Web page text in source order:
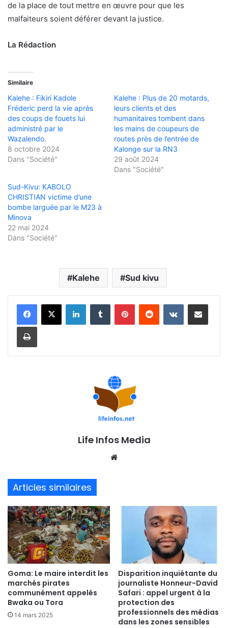
de la place de tout mettre en œuvre pour que les
malfaiteurs soient déférer devant la justice.
La Rédaction
Similaire
Kalehe : Fikiri Kadole
Fréderic perd la vie après
des coups de fouets lui
administré par le
Wazalendo.
8 octobre 2024
Dans "Société"
Kalehe : Plus de 20 motards,
leurs clients et des
humanitaires tombent dans
les mains de coupeurs de
routes près de l’entrée de
Kalonge sur la RN3
29 août 2024
Dans "Société"
Sud-Kivu: KABOLO
CHRISTIAN victime d’une
bombe larguée par le M23 à
Minova
22 mai 2024
Dans "Société"
Kalehe Sud kivu
Life Infos Media
Articles similaires
Goma: Le maire interdit les
marchés pirates
communément appelés
Bwaka ou Tora
14 mars 2025
Disparition inquiétante du
journaliste Honneur-David
Safari : appel urgent à la
protection des
professionnels des médias
dans les zones sensibles